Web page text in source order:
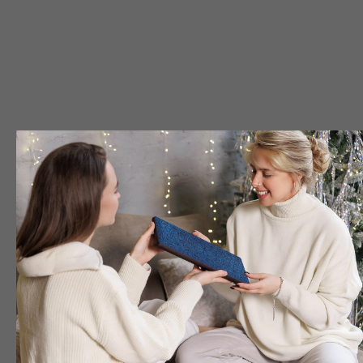
Видеокурс «Как встать на гвозди?» в подарок